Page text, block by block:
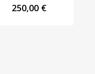
250,00 €